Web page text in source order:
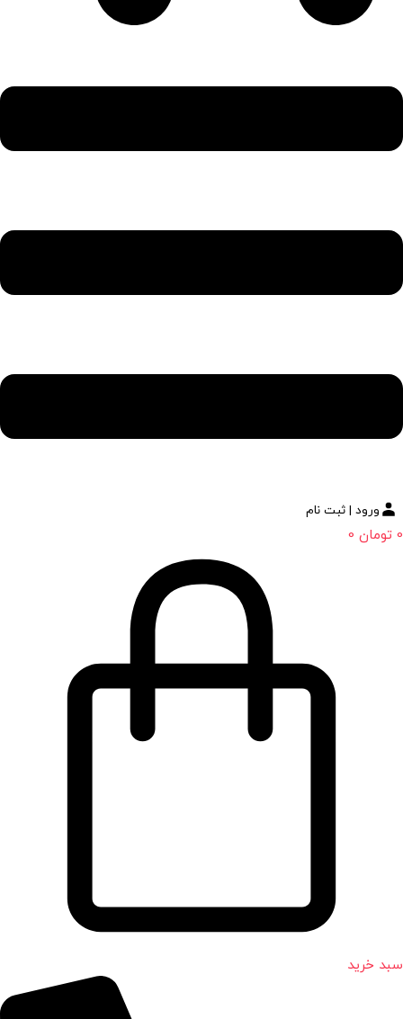
ورود | ثبت نام
0 تومان 0
سبد خرید